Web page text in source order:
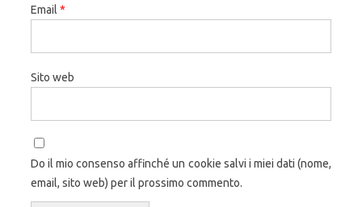
Email *
Sito web
Do il mio consenso affinché un cookie salvi i miei dati (nome,
email, sito web) per il prossimo commento.